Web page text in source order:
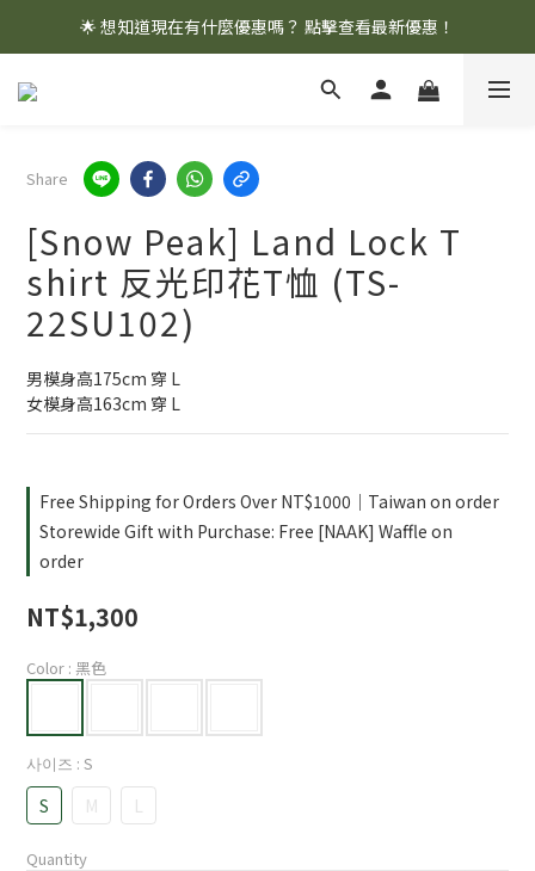
🌟 想知道現在有什麼優惠嗎？ 點擊查看最新優惠！
🌟 想知道現在有什麼優惠嗎？ 點擊查看最新優惠！
全館消費滿 $1,000 即享免運優惠
Share
[Snow Peak] Land Lock T
shirt 反光印花T恤 (TS-
22SU102)
男模身高175cm 穿 L
女模身高163cm 穿 L
Free Shipping for Orders Over NT$1000｜Taiwan on order
Storewide Gift with Purchase: Free [NAAK] Waffle on
order
NT$1,300
Color : 黑色
사이즈 : S
S M L
Quantity